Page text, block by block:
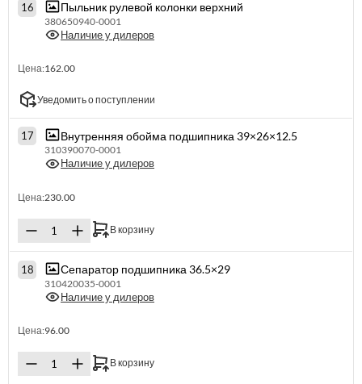
16 Пыльник рулевой колонки верхний
380650940-0001
Наличие у дилеров
Цена:162.00
Уведомить о поступлении
17 Внутренняя обойма подшипника 39×26×12.5
310390070-0001
Наличие у дилеров
Цена:230.00
В корзину
18 Сепаратор подшипника 36.5×29
310420035-0001
Наличие у дилеров
Цена:96.00
В корзину